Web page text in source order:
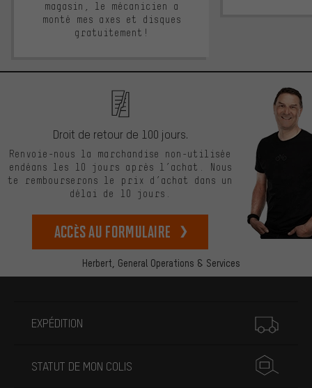
magasin, le mécanicien a
monté mes axes et disques
gratuitement!
Herbert, General Operations & Services
Droit de retour de 100 jours.
Renvoie-nous la marchandise non-utilisée
endéans les 10 jours après l’achat. Nous
te rembourserons le prix d’achat dans un
délai de 10 jours.
Accès au formulaire
EXPÉDITION
STATUT DE MON COLIS